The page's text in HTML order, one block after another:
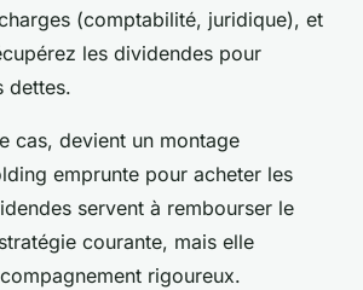
(comptabilité, juridique), et
les dividendes pour
dettes.
cas, devient un montage
emprunte pour acheter les
servent à rembourser le
courante, mais elle
rigoureux.